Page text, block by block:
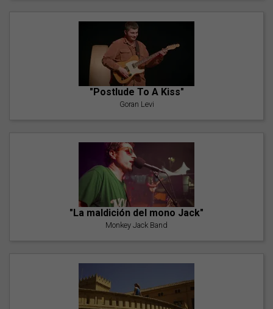
"Postlude To A Kiss"
Goran Levi
"La maldición del mono Jack"
Monkey Jack Band